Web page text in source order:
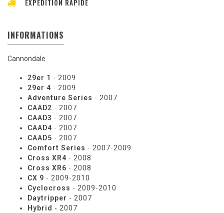
EXPÉDITION RAPIDE
INFORMATIONS
Cannondale
29er 1 - 2009
29er 4 - 2009
Adventure Series - 2007
CAAD2 - 2007
CAAD3 - 2007
CAAD4 - 2007
CAAD5 - 2007
Comfort Series - 2007-2009
Cross XR4 - 2008
Cross XR6 - 2008
CX 9 - 2009-2010
Cyclocross - 2009-2010
Daytripper - 2007
Hybrid - 2007